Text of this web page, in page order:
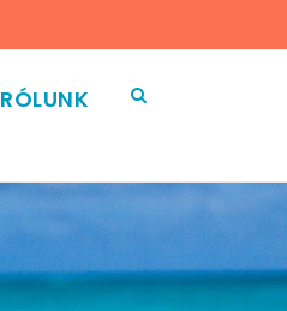
RÓLUNK